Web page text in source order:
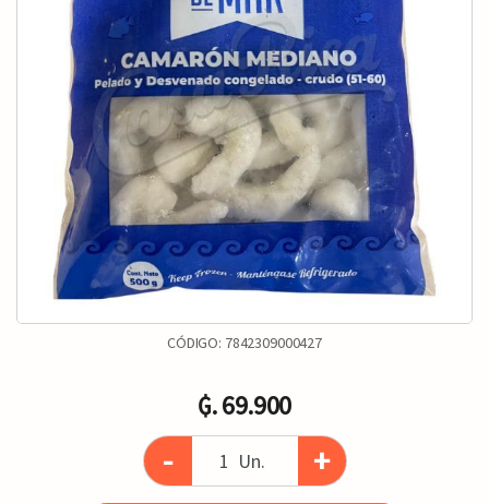
CÓDIGO: 7842309000427
₲. 69.900
- Un. +